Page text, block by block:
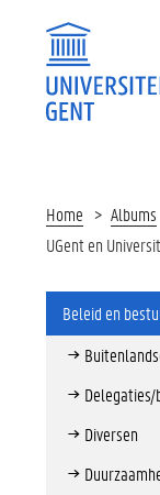
Home Albums
UGent en
Beleid en
Delegaties/
Diversen